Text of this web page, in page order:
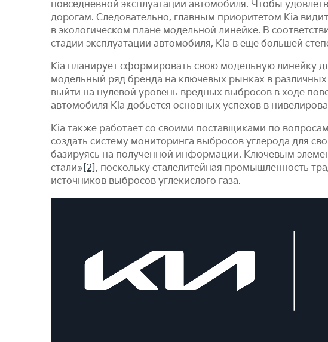
повседневной эксплуатации автомобиля. Чтобы
дорогам. Следовательно, главным приоритетом Kia
в экологическом плане модельной линейке. В
стадии эксплуатации автомобиля, Kia в еще большей
Kia планирует сформировать свою модельную линейку
модельный ряд бренда на ключевых рынках в различных
выйти на нулевой уровень вредных выбросов в ходе
автомобиля Kia добьется основных успехов в
Kia также работает со своими поставщиками по
создать систему мониторинга выбросов углерода для
базируясь на полученной информации. Ключевым
стали» [2], поскольку сталелитейная промышленность
источников выбросов углекислого газа.